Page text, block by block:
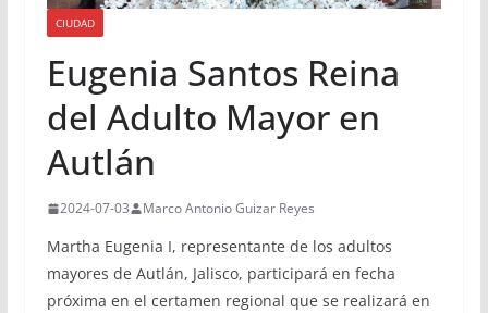
CIUDAD
Eugenia Santos Reina
del Adulto Mayor en
Autlán
2024-07-03 Marco Antonio Guizar Reyes
Martha Eugenia I, representante de los adultos
mayores de Autlán, Jalisco, participará en fecha
próxima en el certamen regional que se realizará en